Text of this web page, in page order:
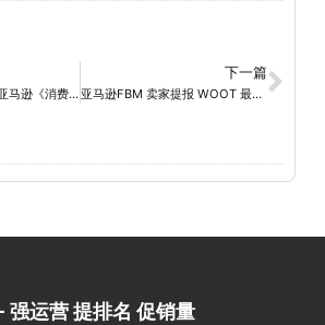
AI审核上线，2025亚马逊《消费者告知法案》违规监管升级
下一篇
亚马逊FBM 卖家提报 WOOT 最新避坑通报
强运营 提排名 促销量​